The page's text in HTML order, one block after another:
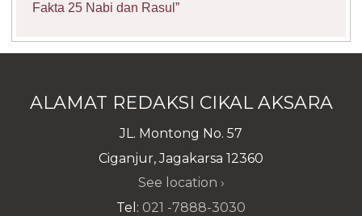
Fakta 25 Nabi dan Rasul”
ALAMAT REDAKSI CIKAL AKSARA
JL. Montong No. 57
Ciganjur, Jagakarsa 12360
See location ›
Tel: 021 -7888-3030